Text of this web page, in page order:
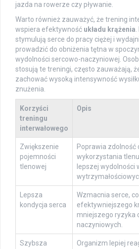
jazda na rowerze czy pływanie.
Warto również zauważyć, że trening
wspiera efektywność układu krążenia
stymulują serce do pracy ciężej i
prowadzić do obniżenia tętna w
wydolności sercowo-naczyniowej.
stosują te treningi, często zauważają,
zachować wysoką intensywność
znużenia.
Korzyści
treningu
interwałowego
Opis
Zwiększenie
pojemności
tlenowej
Poprawia zdolność
wykorzystania
lepszej wydolności
Lepsza
kondycja serca
Wzmacnia serce,
efektywniejszego
mniejszego ryzyka
naczyniowych.
Szybsza Organizm lepiej